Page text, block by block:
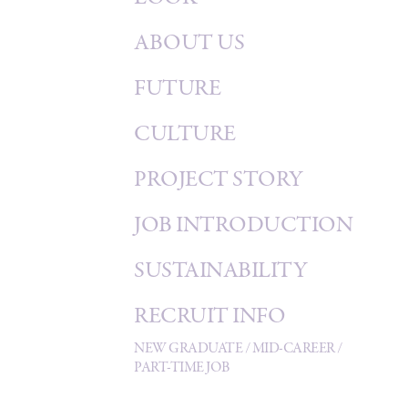
ABOUT US
FUTURE
CULTURE
PROJECT STORY
JOB INTRODUCTION
SUSTAINABILITY
RECRUIT INFO
NEW GRADUATE/MID-CAREER/
PART-TIME JOB